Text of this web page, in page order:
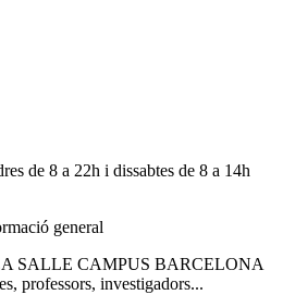
de 8 a 22h i dissabtes de 8 a 14h
general
SALLE CAMPUS BARCELONA
professors, investigadors...